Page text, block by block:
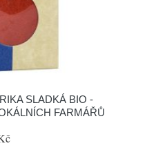
SLADKÁ BIO -
FARMÁŘŮ